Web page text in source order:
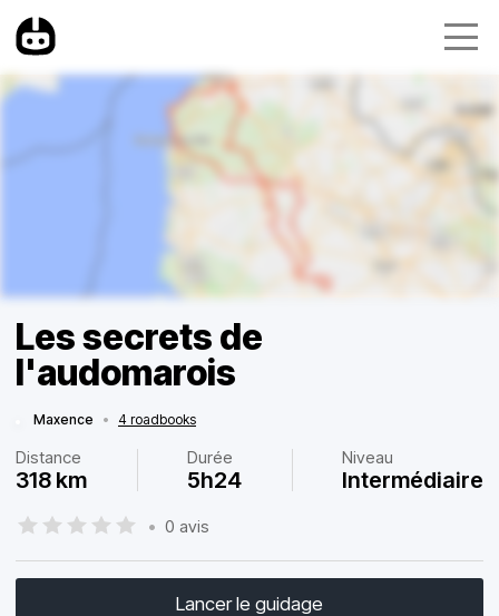
Les secrets de
l'audomarois
Maxence • 4 roadbooks
Distance
318 km
Durée
5h24
Niveau
Intermédiaire
• 0 avis
Lancer le guidage